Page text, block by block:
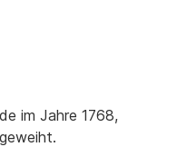
im Jahre 1768,